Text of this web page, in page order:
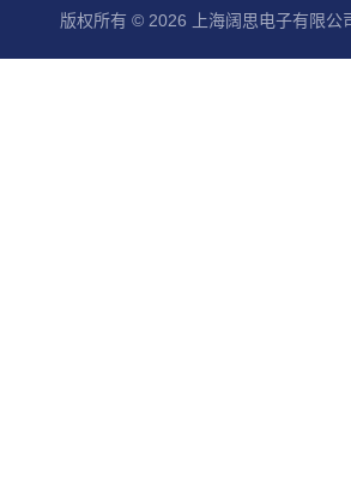
版权所有 © 2026 上海阔思电子有限公